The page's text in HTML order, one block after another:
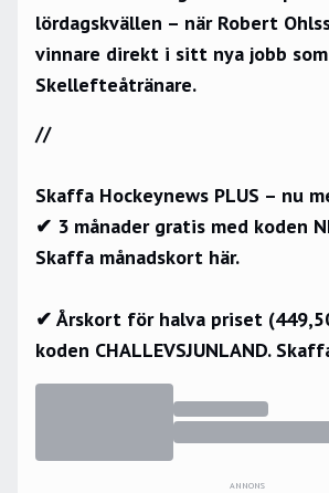
lördagskvällen – när Robert
vinnare direkt i sitt nya jobb som
Skellefteåtränare.
//
Skaffa Hockeynews PLUS – nu
✔ 3 månader gratis med koden
Skaffa månadskort här.
✔ Årskort för halva priset
koden CHALLEVSJUNLAND.
ANNONS